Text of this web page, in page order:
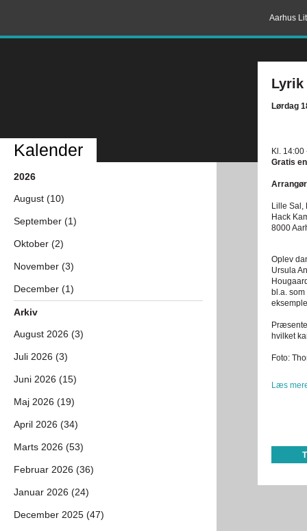
Aarhus
Lyrik
Lørdag
Kl. 14:00
Gratis
Lille Sal,
Hack
8000
Oplev
Ursula
bl.a.
hvilket
Foto:
Læs
Kalender
2026
August (10)
September (1)
Oktober (2)
November (3)
December (1)
Arkiv
August 2026 (3)
Juli 2026 (3)
Juni 2026 (15)
Maj 2026 (19)
April 2026 (34)
Marts 2026 (53)
Februar 2026 (36)
Januar 2026 (24)
December 2025 (47)